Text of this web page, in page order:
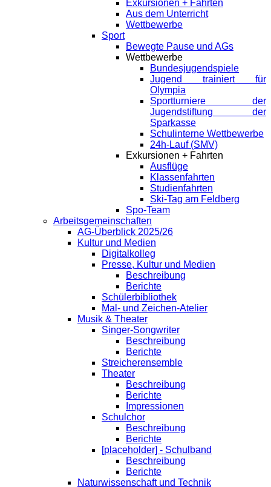
Exkursionen + Fahrten
Aus dem Unterricht
Wettbewerbe
Sport
Bewegte Pause und AGs
Wettbewerbe
Bundesjugendspiele
Jugend trainiert für
Olympia
Sportturniere der
Jugendstiftung der
Sparkasse
Schulinterne Wettbewerbe
24h-Lauf (SMV)
Exkursionen + Fahrten
Ausflüge
Klassenfahrten
Studienfahrten
Ski-Tag am Feldberg
Spo-Team
Arbeitsgemeinschaften
AG-Überblick 2025/26
Kultur und Medien
Digitalkolleg
Presse, Kultur und Medien
Beschreibung
Berichte
Schülerbibliothek
Mal- und Zeichen-Atelier
Musik & Theater
Singer-Songwriter
Beschreibung
Berichte
Streicherensemble
Theater
Beschreibung
Berichte
Impressionen
Schulchor
Beschreibung
Berichte
[placeholder] - Schulband
Beschreibung
Berichte
Naturwissenschaft und Technik